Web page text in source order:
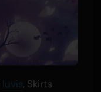
luvis, Skirts